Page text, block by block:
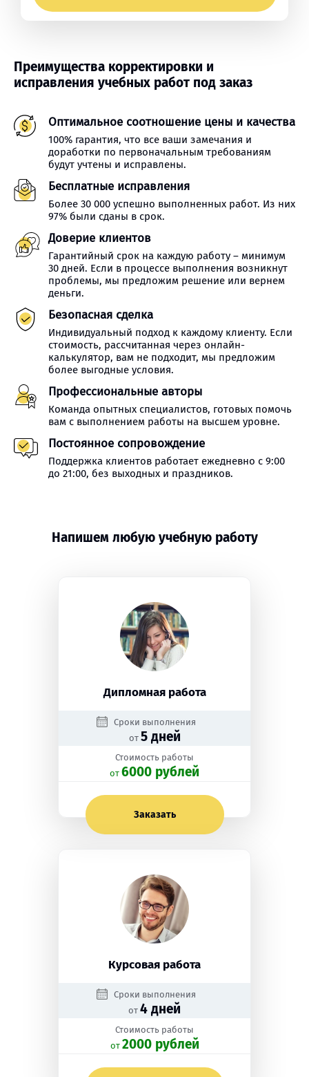
Преимущества корректировки и
исправления учебных работ под заказ
Оптимальное соотношение цены и качества
100% гарантия, что все ваши замечания и
доработки по первоначальным требованиям
будут учтены и исправлены.
Бесплатные исправления
Более 30 000 успешно выполненных работ. Из них
97% были сданы в срок.
Доверие клиентов
Гарантийный срок на каждую работу – минимум
30 дней. Если в процессе выполнения возникнут
проблемы, мы предложим решение или вернем
деньги.
Безопасная сделка
Индивидуальный подход к каждому клиенту. Если
стоимость, рассчитанная через онлайн-
калькулятор, вам не подходит, мы предложим
более выгодные условия.
Профессиональные авторы
Команда опытных специалистов, готовых помочь
вам с выполнением работы на высшем уровне.
Постоянное сопровождение
Поддержка клиентов работает ежедневно с 9:00
до 21:00, без выходных и праздников.
Напишем любую учебную работу
Дипломная работа
Сроки выполнения
от 5 дней
Стоимость работы
oт 6000 рублей
Заказать
Курсовая работа
Сроки выполнения
от 4 дней
Стоимость работы
oт 2000 рублей